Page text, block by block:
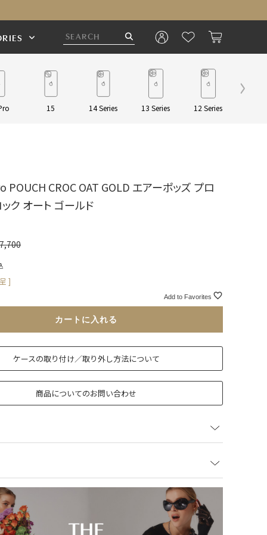
15 14 Series 13 Series 12 Series
POUCH CROC OAT GOLD エアーポッズ プロ
ク オート ゴールド
7,700
]
Add to Favorites
カートに入れる
ケースの取り付け／取り外し方法について
商品についてのお問い合わせ